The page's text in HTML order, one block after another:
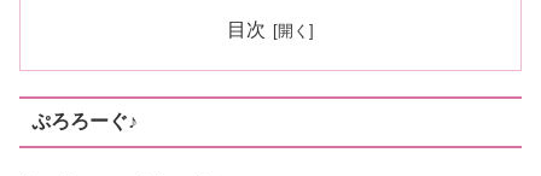
目次
ぷろろーぐ♪